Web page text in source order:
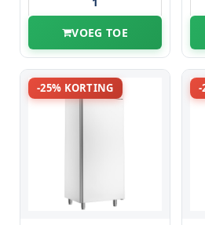
VOEG TOE
-25% KORTING -